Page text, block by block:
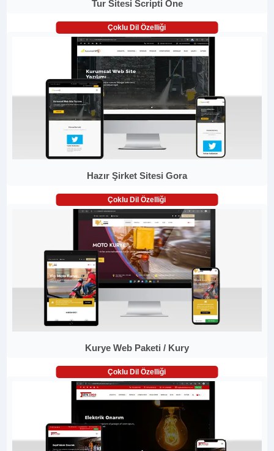
Tur Sitesi Scripti One
Çoklu Dil Özelliği
Hazır Şirket Sitesi Gora
Çoklu Dil Özelliği
Kurye Web Paketi / Kury
Çoklu Dil Özelliği